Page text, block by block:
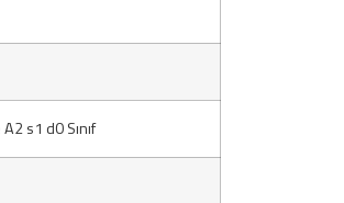
s1 d0 Sınıf